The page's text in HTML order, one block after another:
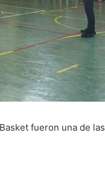
fueron una de las